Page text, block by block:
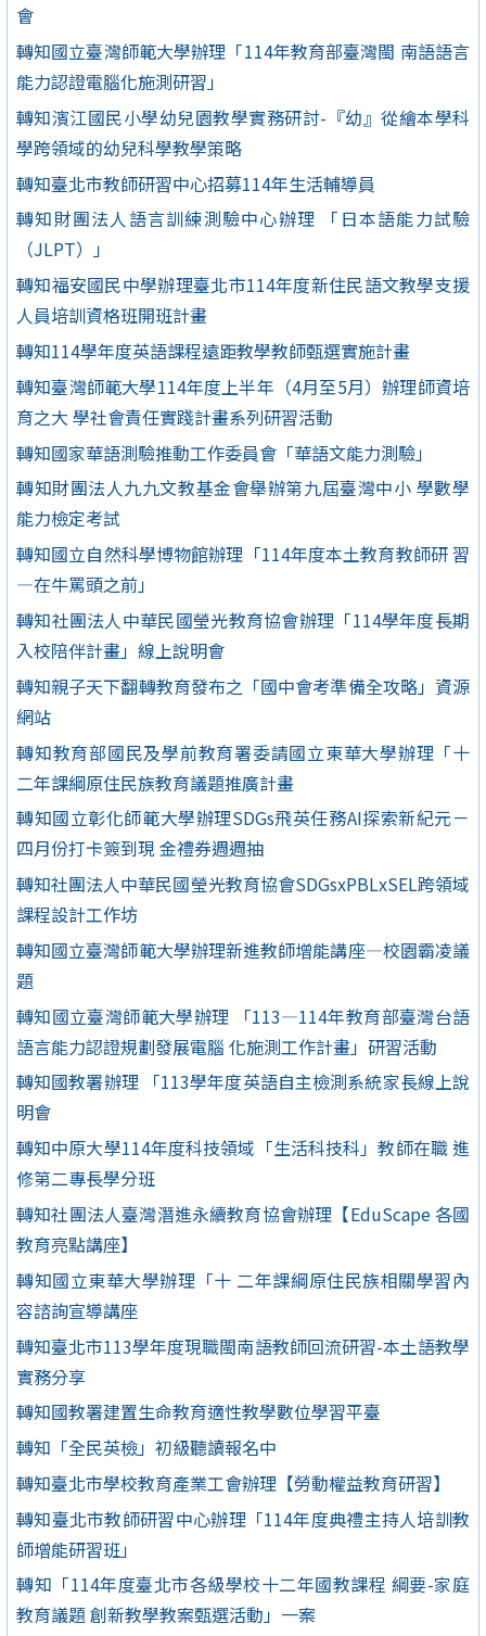
會
轉知國立臺灣師範大學辦理「114年教育部臺灣閩 南語語言
能力認證電腦化施測研習」
轉知濱江國民小學幼兒園教學實務研討-『幼』從繪本學科
學跨領域的幼兒科學教學策略
轉知臺北市教師研習中心招募114年生活輔導員
轉知財團法人語言訓練測驗中心辦理 「日本語能力試驗
（JLPT）」
轉知福安國民中學辦理臺北市114年度新住民語文教學支援
人員培訓資格班開班計畫
轉知114學年度英語課程遠距教學教師甄選實施計畫
轉知臺灣師範大學114年度上半年（4月至5月）辦理師資培
育之大 學社會責任實踐計畫系列研習活動
轉知國家華語測驗推動工作委員會「華語文能力測驗」
轉知財團法人九九文教基金會舉辦第九屆臺灣中小 學數學
能力檢定考試
轉知國立自然科學博物館辦理「114年度本土教育教師研 習
—在牛罵頭之前」
轉知社團法人中華民國瑩光教育協會辦理「114學年度長期
入校陪伴計畫」線上說明會
轉知親子天下翻轉教育發布之「國中會考準備全攻略」資源
網站
轉知教育部國民及學前教育署委請國立東華大學辦理「十
二年課綱原住民族教育議題推廣計畫
轉知國立彰化師範大學辦理SDGs飛英任務AI探索新紀元－
四月份打卡簽到現 金禮券週週抽
轉知社團法人中華民國瑩光教育協會SDGsxPBLxSEL跨領域
課程設計工作坊
轉知國立臺灣師範大學辦理新進教師增能講座—校園霸凌議
題
轉知國立臺灣師範大學辦理 「113—114年教育部臺灣台語
語言能力認證規劃發展電腦 化施測工作計畫」研習活動
轉知國教署辦理 「113學年度英語自主檢測系統家長線上說
明會
轉知中原大學114年度科技領域「生活科技科」教師在職 進
修第二專長學分班
轉知社團法人臺灣潛進永續教育協會辦理【EduScape 各國
教育亮點講座】
轉知國立東華大學辦理「十 二年課綱原住民族相關學習內
容諮詢宣導講座
轉知臺北市113學年度現職閩南語教師回流研習-本土語教學
實務分享
轉知國教署建置生命教育適性教學數位學習平臺
轉知「全民英檢」初級聽讀報名中
轉知臺北市學校教育產業工會辦理【勞動權益教育研習】
轉知臺北市教師研習中心辦理「114年度典禮主持人培訓教
師增能研習班」
轉知「114年度臺北市各級學校十二年國教課程 綱要-家庭
教育議題 創新教學教案甄選活動」一案